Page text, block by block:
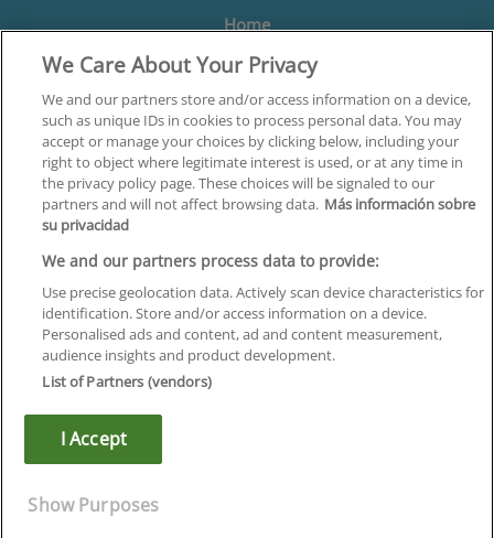
Home
Formación
Centros
Orientación
Quiénes somos
Contacta
Aviso Legal
Política de Privacidad
Política de Cookies
Canal Ético
Infoempleo
We Care About Your Privacy
We and our partners store and/or access information on a device,
such as unique IDs in cookies to process personal data. You may
accept or manage your choices by clicking below, including your
right to object where legitimate interest is used, or at any time in
the privacy policy page. These choices will be signaled to our
partners and will not affect browsing data. Más información sobre
su privacidad
We and our partners process data to provide:
Use precise geolocation data. Actively scan device characteristics for
identification. Store and/or access information on a device.
Personalised ads and content, ad and content measurement,
audience insights and product development.
List of Partners (vendors)
I Accept
Show Purposes